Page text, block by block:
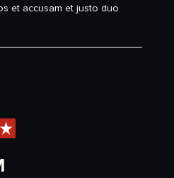
et accusam et justo duo